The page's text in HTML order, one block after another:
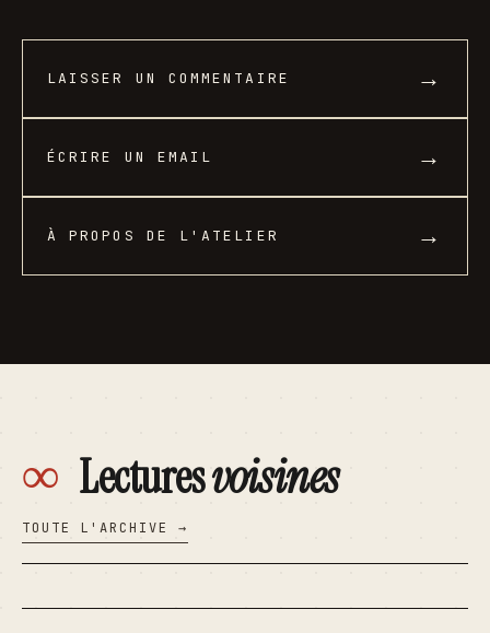
LAISSER UN COMMENTAIRE →
ÉCRIRE UN EMAIL →
À PROPOS DE L'ATELIER →
∞ Lecturesvoisines
TOUTE L'ARCHIVE →